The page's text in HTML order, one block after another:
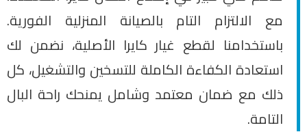
مع الالتزام التام بالصيانة المنزلية الفورية.
باستخدامنا لقطع غيار كايرا الأصلية، نضمن لك
استعادة الكفاءة الكاملة للتسخين والتشغيل، كل
ذلك مع ضمان معتمد وشامل يمنحك راحة البال
التامة.